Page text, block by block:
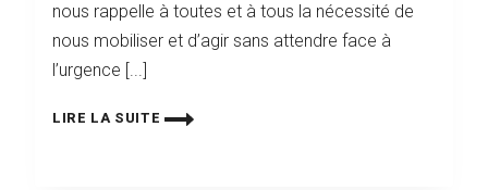
nous rappelle à toutes et à tous la nécessité de
nous mobiliser et d’agir sans attendre face à
l’urgence [...]
LIRE LA SUITE